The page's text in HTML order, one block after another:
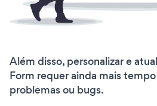
Além disso, personalizar e
Form requer ainda mais
problemas ou bugs.